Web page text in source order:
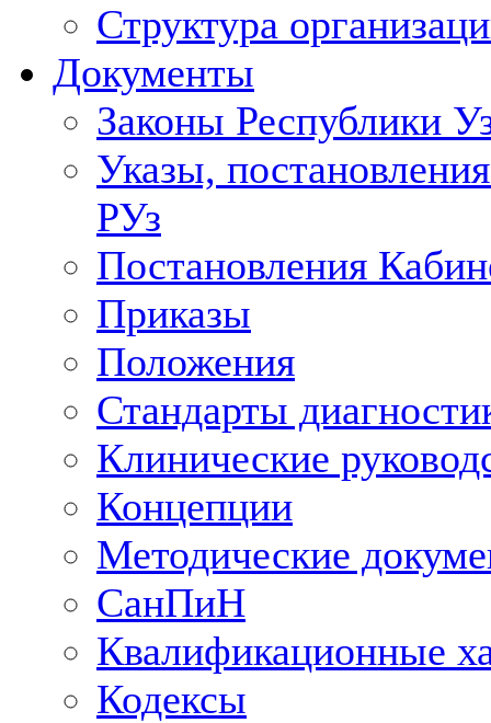
Структура
Документы
Законы Республики
Указы,
РУз
Постановления
Приказы
Положения
Стандарты
Клинические
Концепции
Методические
СанПиН
Квалификационные
Кодексы